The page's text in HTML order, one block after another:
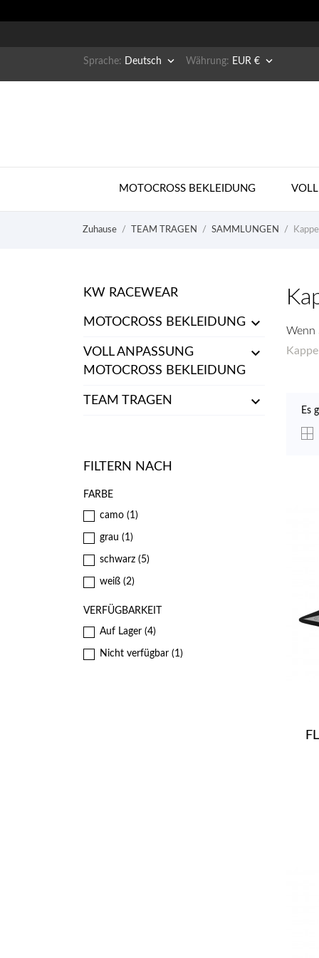
Sprache: Deutsch  Währung: EUR € 
MOTOCROSS BEKLEIDUNG
Zuhause TEAM TRAGEN SAMMLUNGEN
KW RACEWEAR
MOTOCROSS BEKLEIDUNG 
VOLL ANPASSUNG
MOTOCROSS BEKLEIDUNG

TEAM TRAGEN 
FILTERN NACH
FARBE
camo (1)
grau (1)
schwarz (5)
weiß (2)
VERFÜGBARKEIT
Auf Lager (4)
Nicht verfügbar (1)
Wenn
Es